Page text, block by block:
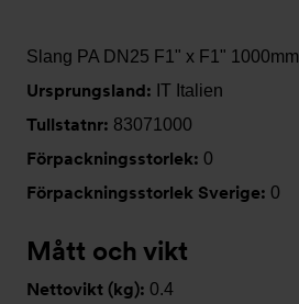
Slang PA DN25 F1" x F1" 1000mm
Ursprungsland: IT Italien
Tullstatnr: 83071000
Förpackningsstorlek: 0
Förpackningsstorlek Sverige: 0
Mått och vikt
Nettovikt (kg): 0.4